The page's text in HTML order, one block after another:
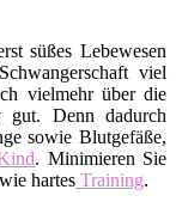
süßes Lebewesen
viel
vielmehr über die
Denn dadurch
sowie Blutgefäße,
. Minimieren Sie
hartes Training.